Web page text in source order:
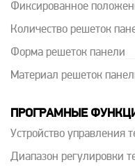
Фиксированное
Количество решеток
Форма решеток панели
Материал решеток
ПРОГРАМНЫЕ
Устройство управления
Диапазон регулировки